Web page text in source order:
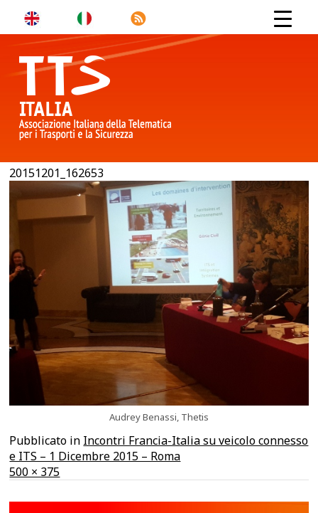
20151201_162653
Audrey Benassi, Thetis
Pubblicato in Incontri Francia-Italia su veicolo connesso
e ITS – 1 Dicembre 2015 – Roma
A
piena
500 × 375